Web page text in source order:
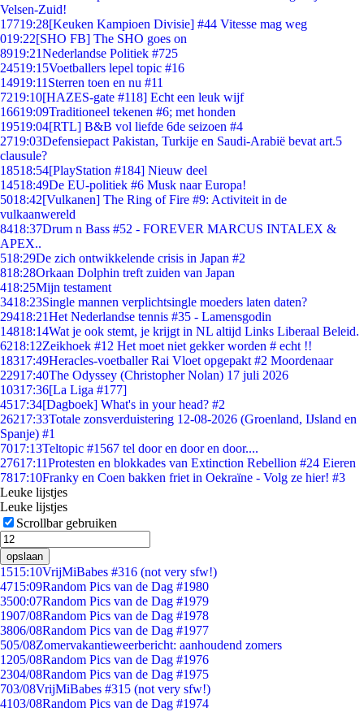
Velsen-Zuid!
17719:28[Keuken Kampioen Divisie] #44 Vitesse mag weg
019:22[SHO FB] The SHO goes on
8919:21Nederlandse Politiek #725
24519:15Voetballers lepel topic #16
14919:11 Sterren toen en nu #11
7219:10[HAZES-gate #118] Echt een leuk wijf
16619:09Traditioneel tekenen #6; met honden
19519:04[RTL] B&B vol liefde 6de seizoen #4
2719:03Defensiepact Pakistan, Turkije en Saudi-Arabië bevat art.5
clausule?
18518:54[PlayStation #184] Nieuw deel
14518:49De EU-politiek #6 Musk naar Europa!
5018:42[Vulkanen] The Ring of Fire #9: Activiteit in de
vulkaanwereld
8418:37Drum n Bass #52 - FOREVER MARCUS INTALEX &
APEX..
518:29De zich ontwikkelende crisis in Japan #2
818:28Orkaan Dolphin treft zuiden van Japan
418:25Mijn testament
3418:23Single mannen verplichtsingle moeders laten daten?
29418:21Het Nederlandse tennis #35 - Lamensgodin
14818:14Wat je ook stemt, je krijgt in NL altijd Links Liberaal Beleid.
6218:12Zeikhoek #12 Het moet niet gekker worden # echt !!
18317:49Heracles-voetballer Rai Vloet opgepakt #2 Moordenaar
22917:40The Odyssey (Christopher Nolan) 17 juli 2026
10317:36[La Liga #177]
4517:34[Dagboek] What's in your head? #2
26217:33Totale zonsverduistering 12-08-2026 (Groenland, IJsland en
Spanje) #1
7017:13Teltopic #1567 tel door en door en door....
27617:11Protesten en blokkades van Extinction Rebellion #24 Eieren
7817:10Franky en Coen bakken friet in Oekraïne - Volg ze hier! #3
Leuke lijstjes
Leuke lijstjes
Scrollbar gebruiken
opslaan
1515:10VrijMiBabes #316 (not very sfw!)
4715:09Random Pics van de Dag #1980
3500:07Random Pics van de Dag #1979
1907/08Random Pics van de Dag #1978
3806/08Random Pics van de Dag #1977
505/08Zomervakantieweerbericht: aanhoudend zomers
1205/08Random Pics van de Dag #1976
2304/08Random Pics van de Dag #1975
703/08VrijMiBabes #315 (not very sfw!)
4103/08Random Pics van de Dag #1974